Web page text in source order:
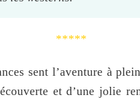
*****
sent l’aventure à
et d’une jolie